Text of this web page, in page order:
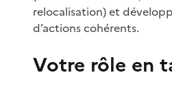
relocalisation) et
d’actions cohérents.
Votre rôle en